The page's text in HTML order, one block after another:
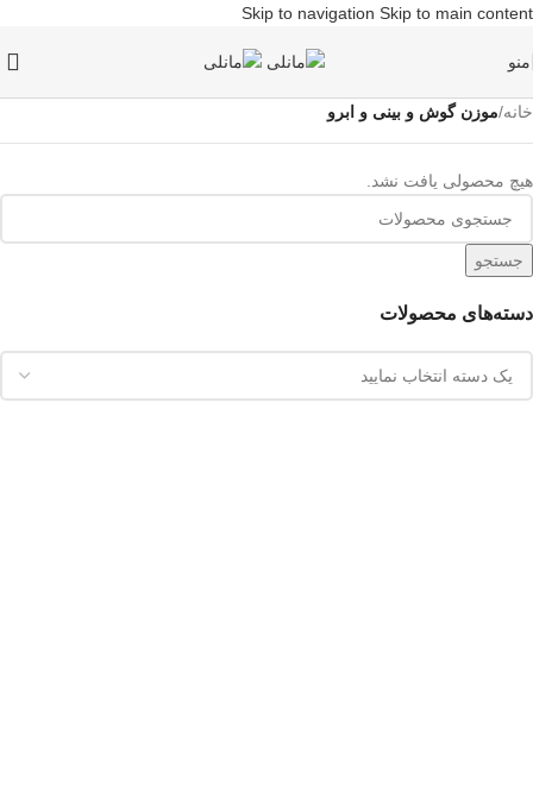
Skip to navigation Skip to main content
منو
دسته‌های محصولات
خانه/موزن گوش و بینی و ابرو
هیچ محصولی یافت نشد.
جستجو